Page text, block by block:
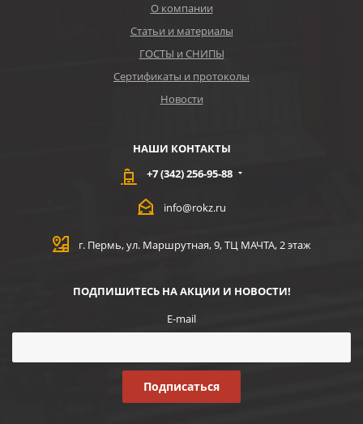
О компании
Статьи и материалы
ГОСТЫ и СНИПЫ
Сертификаты и протоколы
Новости
НАШИ КОНТАКТЫ
+7 (342) 256-95-88
info@rokz.ru
г. Пермь, ул. Маршрутная, 9, ТЦ МАЧТА, 2 этаж
ПОДПИШИТЕСЬ НА АКЦИИ И НОВОСТИ!
E-mail